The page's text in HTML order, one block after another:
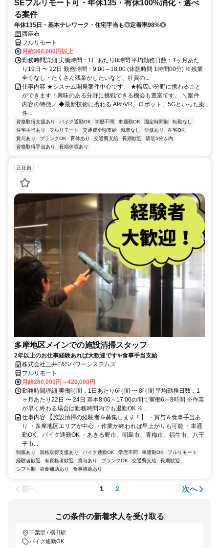
SEフルリモート可・年休135・有休100%消化・選べ
る案件
年休135日・基本テレワーク・住宅手当も◎定着率98%◎
西麻布
フルリモート
月給360,000円以上
勤務時間詳細 実働時間：1日あたり8時間 平均勤務日数：1ヶ月あた
り19日 〜 22日 勤務時間：9:00～18:00 (休憩時間 1時間00分) ※残業
全くなし・たくさん残業がしたいなど、社員の...
仕事内容 ★システム開発案件中心です。 ★幅広い分野に携わること
ができます！興味のある分野に挑戦できる機会も豊富です。 ＼案件
内容の特徴／ ◆最新技術に携わる AIやVR、ロボット、5Gといった案
件...
資格取得支援あり バイク通勤OK 学歴不問 車通勤OK 固定時間制
転勤なし
住宅手当あり
フルリモート 交通費全額支給 残業なし 研修あり
在宅OK
賞与あり
ブランクOK 育休あり 交通費支給 長期歓迎
駅近5分以内
資格取得手当あり
長期休暇あり
正社員
多摩地区メインでの施設清掃スタッフ
2年以上のお仕事経験あれば大歓迎です✨食事手当支給
株式会社三井E&Sパワーシステムズ
フルリモート
月給280,000円～420,000円
勤務時間詳細 実働時間：1日あたり6時間 〜 8時間 平均勤務日数：1
ヶ月あたり22日 〜 24日 基本8:00～17:00の間で実働6～8時間 ※作業
が早く終わる場合は勤務時間内でも退勤OK ※...
仕事内容 【施設清掃の経験者を募集します！】 ・賞与＆食事手当あ
り ・多摩地区エリアが中心 ・作業が終われば早上がりも可能 ・車通
勤OK、バイク通勤OK ・あきる野市、昭島市、青梅市、福生市、八王
子市...
制服あり 資格取得支援あり バイク通勤OK 学歴不問 車通勤OK
フルリモート
経験者歓迎
有資格者歓迎 賞与あり ブランクOK 交通費支給
長期歓迎
シフト制
昼食補助あり 食事補助あり
前へ 1 2 次へ
この条件の新着求人を受け取る
千葉県 / 横田駅
バイク通勤OK